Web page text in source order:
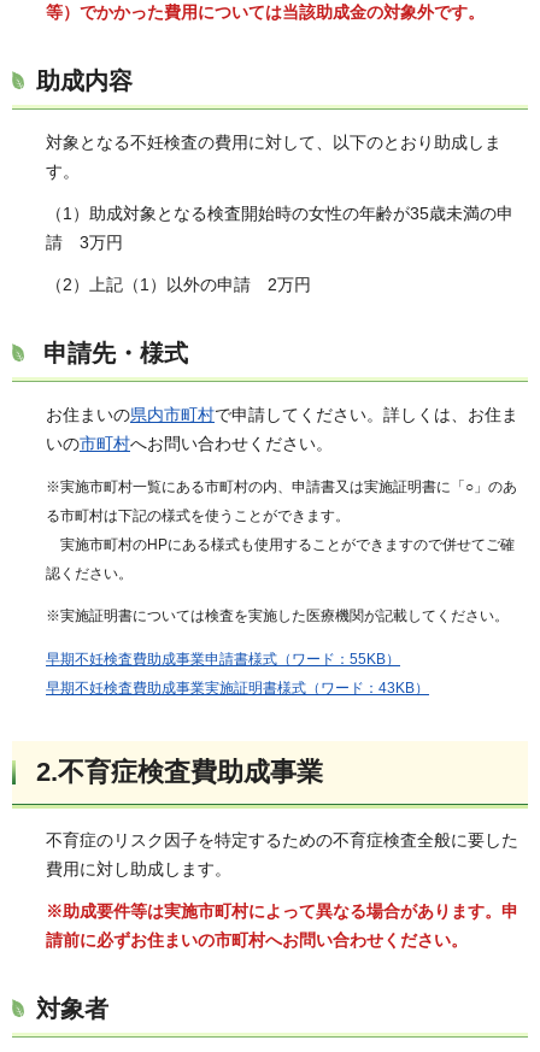
等）でかかった費用については当該助成金の対象外です。
助成内容
対象となる不妊検査の費用に対して、以下のとおり助成しま
す。
（1）助成対象となる検査開始時の女性の年齢が35歳未満の申
請 3万円
（2）上記（1）以外の申請 2万円
申請先・様式
お住まいの県内市町村で申請してください。詳しくは、お住ま
いの市町村へお問い合わせください。
※実施市町村一覧にある市町村の内、申請書又は実施証明書に「○」のあ
る市町村は下記の様式を使うことができます。
実施市町村のHPにある様式も使用することができますので併せてご確
認ください。
※実施証明書については検査を実施した医療機関が記載してください。
早期不妊検査費助成事業申請書様式（ワード：55KB）
早期不妊検査費助成事業実施証明書様式（ワード：43KB）
2.不育症検査費助成事業
不育症のリスク因子を特定するための不育症検査全般に要した
費用に対し助成します。
※助成要件等は実施市町村によって異なる場合があります。申
請前に必ずお住まいの市町村へお問い合わせください。
対象者